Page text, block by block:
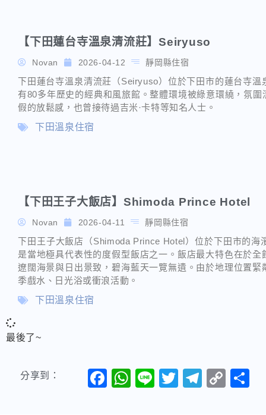
【下田蓮台寺溫泉清流莊】Seiryuso
Novan 2026-04-12 靜岡縣住宿
下田蓮台寺溫泉清流莊（Seiryuso）位於下田市的蓮台寺
有80多年歷史的經典和風旅館。整體環境被綠意環繞，氛
假的放鬆感，也曾接待過吉米·卡特等知名人士。
下田溫泉住宿
【下田王子大飯店】Shimoda Prince Hotel
Novan 2026-04-11 靜岡縣住宿
下田王子大飯店（Shimoda Prince Hotel）位於下田市的
是當地極具代表性的度假型飯店之一。飯店最大特色在於
遼闊海景與日出景致，碧海藍天一覽無遺。由於地理位置
季戲水、日光浴或衝浪活動。
下田溫泉住宿
最後了~
分享到： Facebook
WhatsApp
LineTwitter